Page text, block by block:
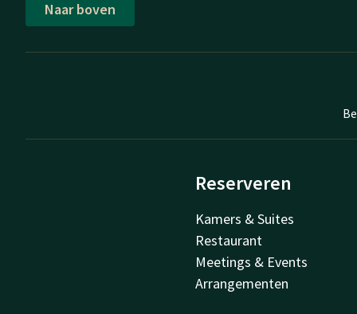
Naar boven
Reserveren
Kamers & Suites
Restaurant
Meetings & Events
Arrangementen